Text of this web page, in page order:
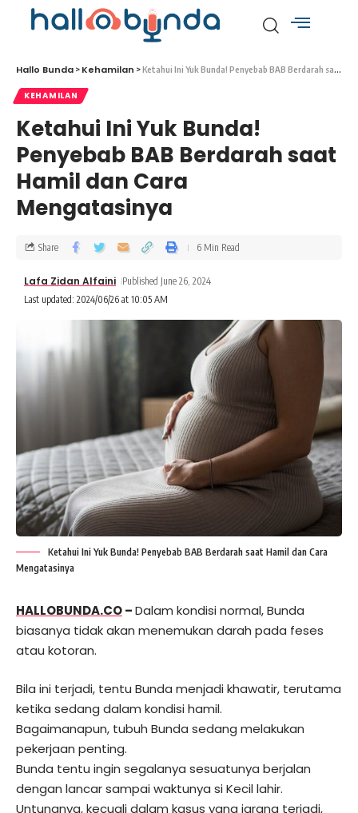
Hallo Bunda > Kehamilan >Ketahui Ini Yuk Bunda! Penyebab BAB Berdarah saat Hamil dan Cara Mengatasinya
KEHAMILAN
Ketahui Ini Yuk Bunda!
Penyebab BAB Berdarah saat
Hamil dan Cara
Mengatasinya
Last updated: 2024/06/26 at 10:05 AM
Lafa Zidan Alfaini Published June 26, 2024
Share 6 Min Read
Ketahui Ini Yuk Bunda! Penyebab BAB Berdarah saat Hamil dan Cara
Mengatasinya
HALLOBUNDA.CO–Dalam kondisi normal, Bunda
biasanya tidak akan menemukan darah pada feses
atau kotoran.
Bila ini terjadi, tentu Bunda menjadi khawatir, terutama
ketika sedang dalam kondisi hamil.
Bagaimanapun, tubuh Bunda sedang melakukan
pekerjaan penting.
Bunda tentu ingin segalanya sesuatunya berjalan
dengan lancar sampai waktunya si Kecil lahir.
Untungnya, kecuali dalam kasus yang jarang terjadi,